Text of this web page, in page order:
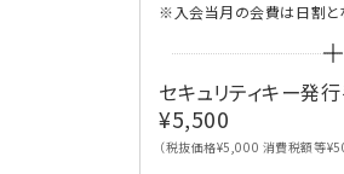
※入会当月の会費は日割と
セキュリティキー発
¥5,500
（税抜価格¥5,000 消費税額等